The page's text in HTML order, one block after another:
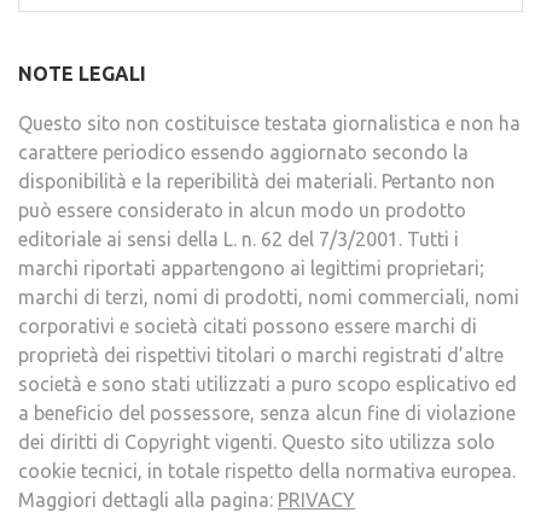
per:
NOTE LEGALI
Questo sito non costituisce testata giornalistica e non ha
carattere periodico essendo aggiornato secondo la
disponibilità e la reperibilità dei materiali. Pertanto non
può essere considerato in alcun modo un prodotto
editoriale ai sensi della L. n. 62 del 7/3/2001. Tutti i
marchi riportati appartengono ai legittimi proprietari;
marchi di terzi, nomi di prodotti, nomi commerciali, nomi
corporativi e società citati possono essere marchi di
proprietà dei rispettivi titolari o marchi registrati d’altre
società e sono stati utilizzati a puro scopo esplicativo ed
a beneficio del possessore, senza alcun fine di violazione
dei diritti di Copyright vigenti. Questo sito utilizza solo
cookie tecnici, in totale rispetto della normativa europea.
Maggiori dettagli alla pagina: PRIVACY